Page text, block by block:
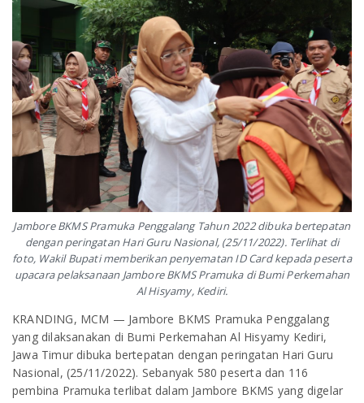
Jambore BKMS Pramuka Penggalang Tahun 2022 dibuka bertepatan
dengan peringatan Hari Guru Nasional, (25/11/2022). Terlihat di
foto, Wakil Bupati memberikan penyematan ID Card kepada peserta
upacara pelaksanaan Jambore BKMS Pramuka di Bumi Perkemahan
Al Hisyamy, Kediri.
KRANDING, MCM — Jambore BKMS Pramuka Penggalang
yang dilaksanakan di Bumi Perkemahan Al Hisyamy Kediri,
Jawa Timur dibuka bertepatan dengan peringatan Hari Guru
Nasional, (25/11/2022). Sebanyak 580 peserta dan 116
pembina Pramuka terlibat dalam Jambore BKMS yang digelar